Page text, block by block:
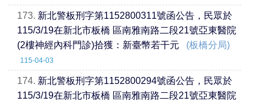
173. 新北警板刑字第1152800311號函公告，民眾於
115/3/19在新北市板橋 區南雅南路二段21號亞東醫院
(2樓神經內科門診)拾獲：新臺幣若干元
(板橋分局)
115-04-03
174. 新北警板刑字第1152800294號函公告，民眾於
115/3/19在新北市板橋 區南雅南路二段21號亞東醫院